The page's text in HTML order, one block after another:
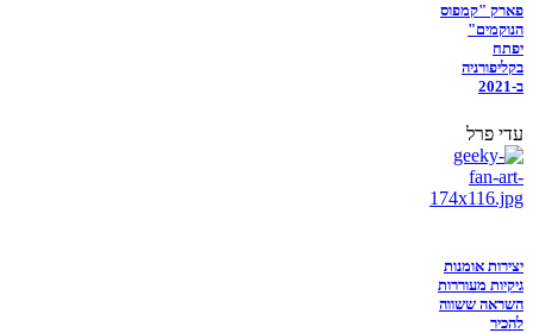
פארק "קמפוס
הנוקמים"
יפתח
בקליפורניה
ב-2021
עדי פרל
יצירות אומנות
גיקיות מעוררות
השראה ששווה
להכיר